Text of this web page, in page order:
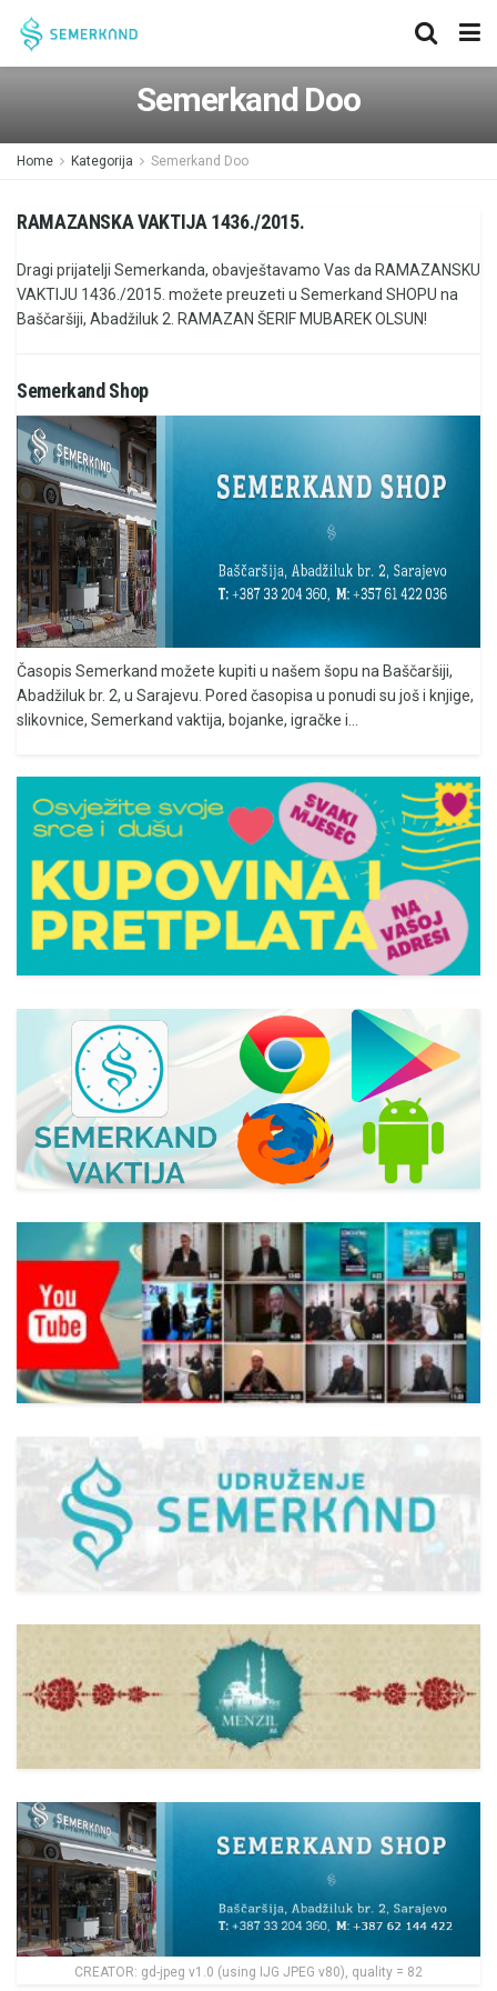
Semerkand Doo
Home Kategorija Semerkand Doo
RAMAZANSKA VAKTIJA 1436./2015.
Dragi prijatelji Semerkanda, obavještavamo Vas da RAMAZANSKU
VAKTIJU 1436./2015. možete preuzeti u Semerkand SHOPU na
Baščaršiji, Abadžiluk 2. RAMAZAN ŠERIF MUBAREK OLSUN!
Semerkand Shop
Časopis Semerkand možete kupiti u našem šopu na Baščaršiji,
Abadžiluk br. 2, u Sarajevu. Pored časopisa u ponudi su još i knjige,
slikovnice, Semerkand vaktija, bojanke, igračke i...
CREATOR: gd-jpeg v1.0 (using IJG JPEG v80), quality = 82